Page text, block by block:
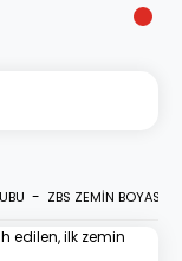
ZBS ZEMİN